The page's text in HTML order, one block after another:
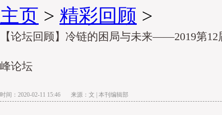
主页 > 精彩回顾 >
【论坛回顾】冷链的困局与未来——2019第
峰论坛
时间：2020-02-11 15:46 来源：文 | 本刊编辑部